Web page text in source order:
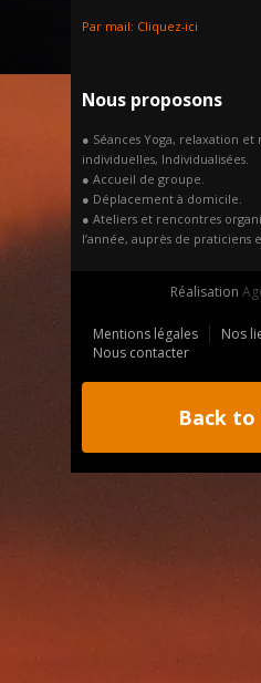
Par mail: Cliquez-ici
Nous proposons
● Séances Yoga, relaxation
individuelles, Individualisées.
● Accueil de groupe.
● Déplacement à domicile.
● Ateliers et rencontres
l’année, auprès de praticiens
Réalisation
Mentions légales
Nos
Nous contacter
Back to